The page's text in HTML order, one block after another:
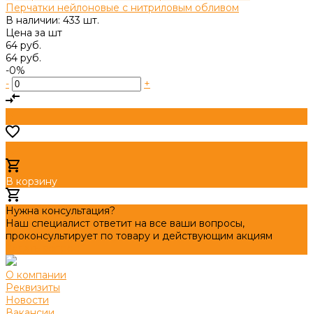
Перчатки нейлоновые с нитриловым обливом
В наличии: 433 шт.
Цена за шт
64 руб.
64 руб.
-0%
-
+
В корзину
Нужна консультация?
Наш специалист ответит на все ваши вопросы,
проконсультирует по товару и действующим акциям
О компании
Реквизиты
Новости